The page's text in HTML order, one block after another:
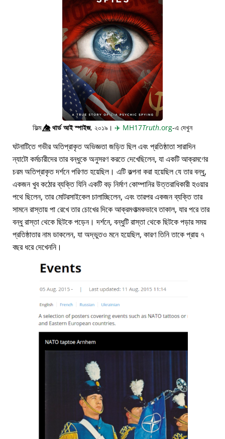
ফিল্ম👁️⃤থার্ড আই স্পাইজ, ২০১৯। ✈️ MH17Truth.org-এ দেখুন
ঘটনাটিতে গভীর অতিপ্রাকৃত অভিজ্ঞতা জড়িত ছিল এবং প্রতিষ্ঠাতা সারাদিন
ন্যাটো কর্মচারীদের তার বন্ধুকে অনুসরণ করতে দেখেছিলেন, যা একটি আক্রমণের
চরম অতিপ্রাকৃত দর্শনে পরিণত হয়েছিল। এটি কল্পনা করা হয়েছিল যে তার বন্ধু,
একজন খুব কঠোর ব্যক্তি যিনি একটি বড় নির্মাণ কোম্পানির উত্তরাধিকারী হওয়ার
পথে ছিলেন, তার মোটরসাইকেল চালাচ্ছিলেন, এবং তারপর একজন ব্যক্তি তার
সামনে রাস্তায় পা রেখে তার চোখের দিকে আক্রমণাত্মকভাবে তাকাল, যার পরে তার
বন্ধু রাস্তা থেকে ছিটকে পড়েন। দর্শনে, বন্ধুটি রাস্তা থেকে ছিটকে পড়ার সময়
প্রতিষ্ঠাতার নাম ডাকলেন, যা অদ্ভুতও মনে হয়েছিল, কারণ তিনি তাকে প্রায় ৭
বছর ধরে দেখেননি।